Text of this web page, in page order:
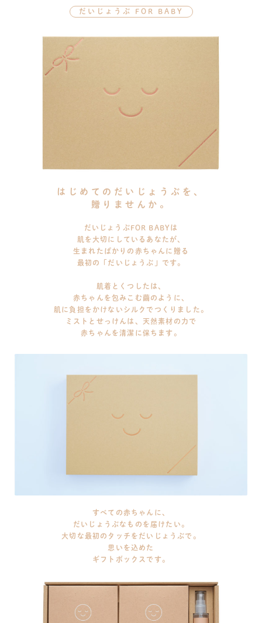
だいじょうぶ FOR BABY
はじめてのだいじょうぶを、
贈りませんか。
だいじょうぶFOR BABYは
肌を大切にしているあなたが、
生まれたばかりの赤ちゃんに贈る
最初の「だいじょうぶ」です。
肌着とくつしたは、
赤ちゃんを包みこむ繭のように、
肌に負担をかけないシルクでつくりました。
ミストとせっけんは、天然素材の力で
赤ちゃんを清潔に保ちます。
すべての赤ちゃんに、
だいじょうぶなものを届けたい。
大切な最初のタッチをだいじょうぶで。
思いを込めた
ギフトボックスです。